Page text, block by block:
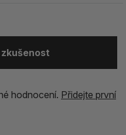
hodnocení. Přidejte první